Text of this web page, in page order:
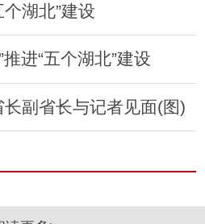
个湖北”建设
进“五个湖北”建设
副省长与记者见面(图)